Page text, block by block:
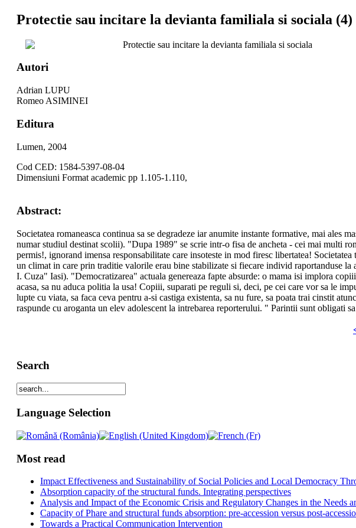
Protectie sau incitare la devianta familiala si sociala (4)
Protectie sau incitare la devianta familiala si sociala
Autori
Adrian LUPU
Romeo ASIMINEI
Editura
Lumen, 2004
Cod CED: 1584-5397-08-04
Dimensiuni Format academic pp 1.105-1.110,
Abstract:
Societatea romaneasca continua sa se degradeze iar anumite instante formative, mai ales
numar studiul destinat scolii). "Dupa 1989" se scrie intr-o fisa de ancheta - cei mai multi
permis!, ignorand imensa responsabilitate care insoteste in mod firesc libertatea!
un climat in care prin traditie valorile erau bine stabilizate si fiecare individ raportanduse
I. Cuza" Iasi). "Democratizarea" actuala genereaza fapte absurde: o mama isi implora
acasa, sa nu aduca politia la usa! Copiii, suparati pe reguli si, deci, pe cei care vor sa le
lupte cu viata, sa faca ceva pentru a-si castiga existenta, sa nu fure, sa poata trai cinstit
raspunde cu aroganta un elev adolescent la intrebarea reporterului. " Parintii sunt obligati
Search
Language Selection
Most read
Impact Effectiveness and Sustainability of Social Policies and Local Democracy
Absorption capacity of the structural funds. Integrating perspectives
Analysis and Impact of the Economic Crisis and Regulatory Changes in the
Capacity of Phare and structural funds absorption: pre-accession versus post-
Towards a Practical Communication Intervention